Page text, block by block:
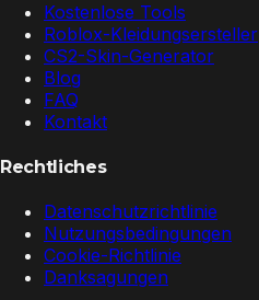
Kostenlose Tools
Roblox-Kleidungsersteller
CS2-Skin-Generator
Blog
FAQ
Kontakt
Rechtliches
Datenschutzrichtlinie
Nutzungsbedingungen
Cookie-Richtlinie
Danksagungen